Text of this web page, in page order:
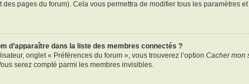
des pages du forum). Cela vous permettra de modifier tous les paramètres
d’apparaître dans la liste des membres connectés ?
onglet « Préférences du forum », vous trouverez l’option Cacher mon
serez compté parmi les membres invisibles.